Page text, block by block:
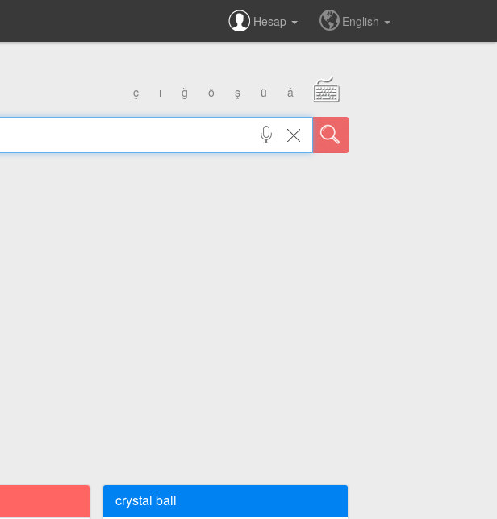
Hesap English
ç ı ğ ö ş ü â
crystal ball